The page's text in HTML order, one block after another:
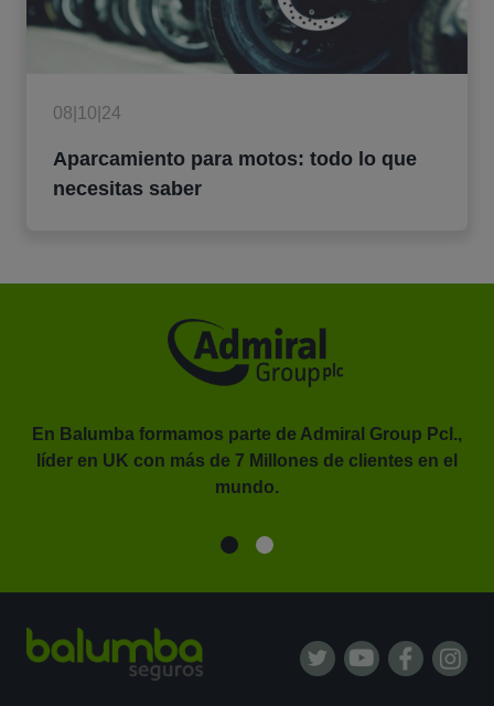
08|10|24
Aparcamiento para motos: todo lo que
necesitas saber
En Balumba formamos parte de Admiral Group Pcl.,
líder en UK con más de 7 Millones de clientes en el
mundo.